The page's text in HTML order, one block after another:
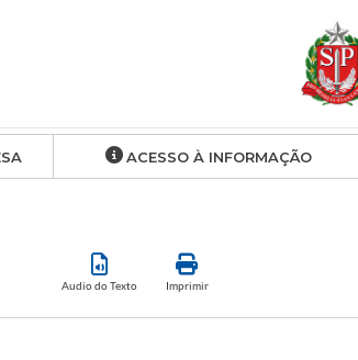
ACESSO À INFORMAÇÃO
Audio do Texto Imprimir